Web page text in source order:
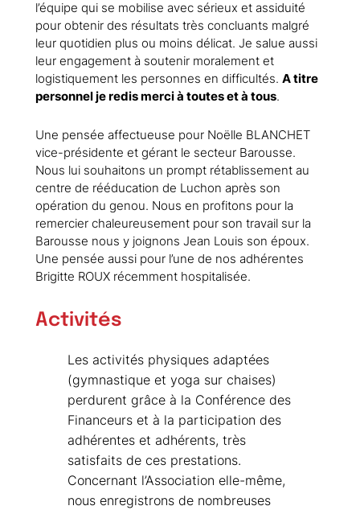
l’équipe qui se mobilise avec sérieux et assiduité
pour obtenir des résultats très concluants malgré
leur quotidien plus ou moins délicat. Je salue aussi
leur engagement à soutenir moralement et
logistiquement les personnes en difficultés. A titre
personnel je redis merci à toutes et à tous.
Une pensée affectueuse pour Noëlle BLANCHET
vice-présidente et gérant le secteur Barousse.
Nous lui souhaitons un prompt rétablissement au
centre de rééducation de Luchon après son
opération du genou. Nous en profitons pour la
remercier chaleureusement pour son travail sur la
Barousse nous y joignons Jean Louis son époux.
Une pensée aussi pour l’une de nos adhérentes
Brigitte ROUX récemment hospitalisée.
Activités
Les activités physiques adaptées
(gymnastique et yoga sur chaises)
perdurent grâce à la Conférence des
Financeurs et à la participation des
adhérentes et adhérents, très
satisfaits de ces prestations.
Concernant l’Association elle-même,
nous enregistrons de nombreuses